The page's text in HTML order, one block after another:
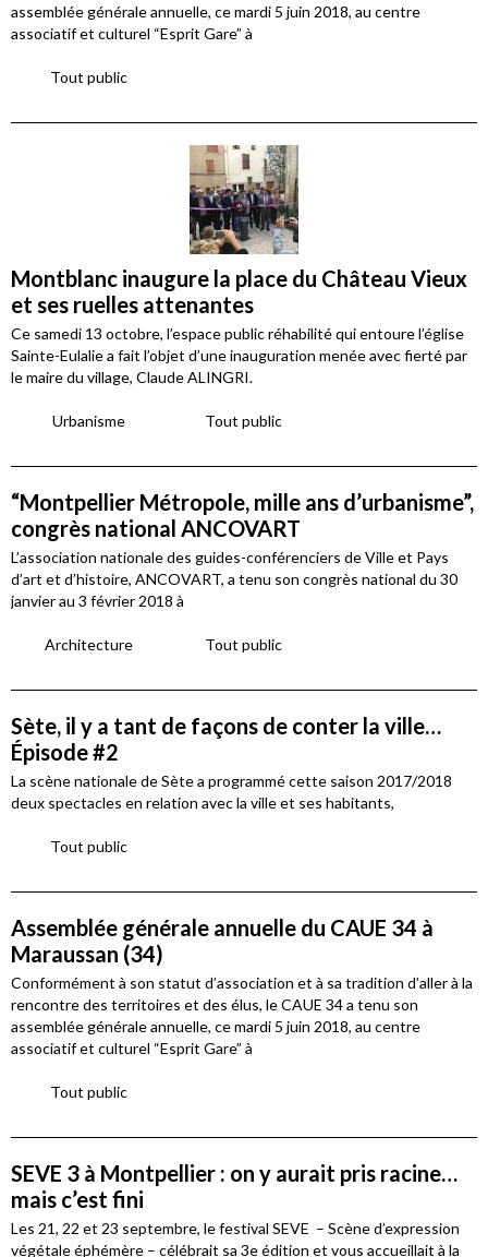
assemblée générale annuelle, ce mardi 5 juin 2018, au centre
associatif et culturel “Esprit Gare” à
Tout public
Montblanc inaugure la place du Château Vieux
et ses ruelles attenantes
Ce samedi 13 octobre, l’espace public réhabilité qui entoure l’église
Sainte-Eulalie a fait l’objet d’une inauguration menée avec fierté par
le maire du village, Claude ALINGRI.
Urbanisme Tout public
“Montpellier Métropole, mille ans d’urbanisme”,
congrès national ANCOVART
L’association nationale des guides-conférenciers de Ville et Pays
d’art et d’histoire, ANCOVART, a tenu son congrès national du 30
janvier au 3 février 2018 à
Architecture Tout public
Sète, il y a tant de façons de conter la ville…
Épisode #2
La scène nationale de Sète a programmé cette saison 2017/2018
deux spectacles en relation avec la ville et ses habitants,
Tout public
Assemblée générale annuelle du CAUE 34 à
Maraussan (34)
Conformément à son statut d’association et à sa tradition d’aller à la
rencontre des territoires et des élus, le CAUE 34 a tenu son
assemblée générale annuelle, ce mardi 5 juin 2018, au centre
associatif et culturel “Esprit Gare” à
Tout public
SEVE 3 à Montpellier : on y aurait pris racine…
mais c’est fini
Les 21, 22 et 23 septembre, le festival SEVE – Scène d’expression
végétale éphémère – célébrait sa 3e édition et vous accueillait à la